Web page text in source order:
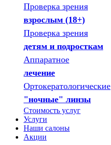
Проверка зрения
взрослым (18+)
Проверка зрения
детям и подросткам
Аппаратное
лечение
Ортокератологические
"ночные" линзы
Стоимость услуг
Услуги
Наши салоны
Акции